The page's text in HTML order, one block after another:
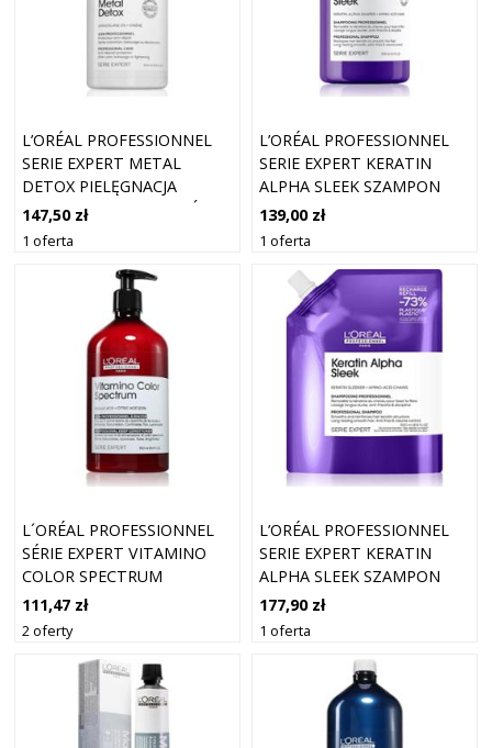
L’ORÉAL PROFESSIONNEL
SERIE EXPERT METAL
DETOX PIELĘGNACJA
OCHRONNA DO WŁOSÓW
FARBOWANYCH 2 %
147,50 zł
1 oferta
L’ORÉAL PROFESSIONNEL
SERIE EXPERT KERATIN
ALPHA SLEEK SZAMPON
DLA GŁADKIEGO WYGLĄDU
WŁOSÓW 300 ML
139,00 zł
1 oferta
L´ORÉAL PROFESSIONNEL
SÉRIE EXPERT VITAMINO
COLOR SPECTRUM
PROFESSIONNAL DEEP
CONDITIONER ODŻYWKA
DO WŁOSÓW
FARBOWANYCH I
CHEMICZNIE
TRAKTOWANYCH 750
111,47 zł
2 oferty
L’ORÉAL PROFESSIONNEL
SERIE EXPERT KERATIN
ALPHA SLEEK SZAMPON
DLA GŁADKIEGO WYGLĄDU
WŁOSÓW REFILL 500 ML
177,90 zł
1 oferta